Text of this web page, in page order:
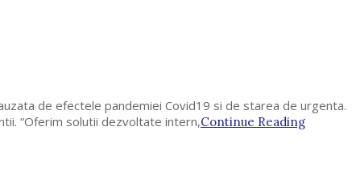
de efectele pandemiei Covid19 si de starea de urgenta.
“Oferim solutii dezvoltate intern,Continue Reading